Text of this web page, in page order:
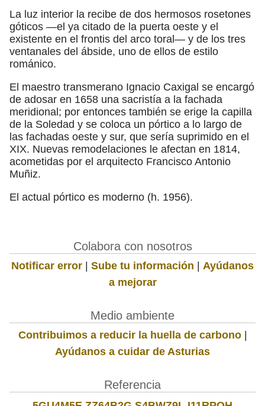
La luz interior la recibe de dos hermosos rosetones
góticos —el ya citado de la puerta oeste y el
existente en el frontis del arco toral— y de los tres
ventanales del ábside, uno de ellos de estilo
románico.
El maestro transmerano Ignacio Caxigal se encargó
de adosar en 1658 una sacristía a la fachada
meridional; por entonces también se erige la capilla
de la Soledad y se coloca un pórtico a lo largo de
las fachadas oeste y sur, que sería suprimido en el
XIX. Nuevas remodelaciones le afectan en 1814,
acometidas por el arquitecto Francisco Antonio
Muñiz.
El actual pórtico es moderno (h. 1956).
Colabora con nosotros
Notificar error | Sube tu información | Ayúdanos
a mejorar
Medio ambiente
Contribuimos a reducir la huella de carbono|
Ayúdanos a cuidar de Asturias
Referencia